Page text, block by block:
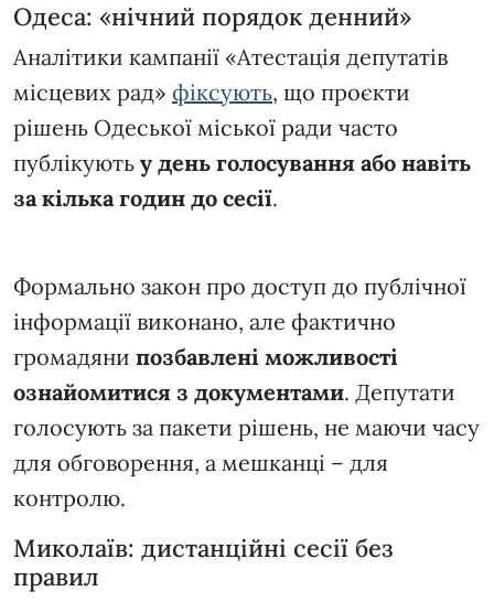
Одеса: «нічний порядок денний»
Аналітики кампанії «Атестація депутатів
місцевих рад» фіксують, що проєкти
рішень Одеської міської ради часто
публікують у день голосування або навіть
за кілька годин до сесії.
Формально закон про доступ до публічної
інформації виконано, але фактично
громадяни позбавлені можливості
ознайомитися з документами. Депутати
голосують за пакети рішень, не маючи часу
для обговорення, а мешканці – для
контролю.
Миколаїв: дистанційні сесії без
правил